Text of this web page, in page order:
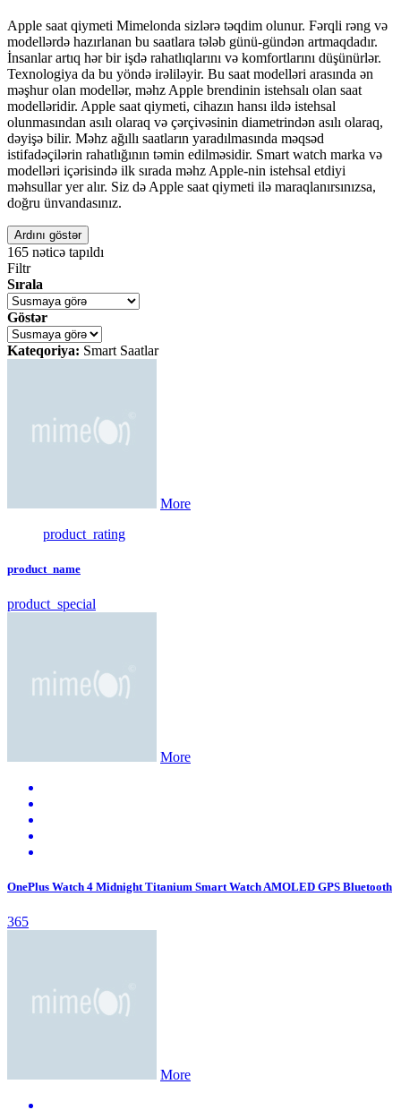
Apple saat qiymeti Mimelonda sizlərə təqdim olunur. Fərqli rəng və
modellərdə hazırlanan bu saatlara tələb günü-gündən artmaqdadır.
İnsanlar artıq hər bir işdə rahatlıqlarını və komfortlarını düşünürlər.
Texnologiya da bu yöndə irəliləyir. Bu saat modelləri arasında ən
məşhur olan modellər, məhz Apple brendinin istehsalı olan saat
modelləridir. Apple saat qiymeti, cihazın hansı ildə istehsal
olunmasından asılı olaraq və çərçivəsinin diametrindən asılı olaraq,
dəyişə bilir. Məhz ağıllı saatların yaradılmasında məqsəd
istifadəçilərin rahatlığının təmin edilməsidir. Smart watch marka və
modelləri içərisində ilk sırada məhz Apple-nin istehsal etdiyi
məhsullar yer alır. Siz də Apple saat qiymeti ilə maraqlanırsınızsa,
doğru ünvandasınız.
Ardını göstər
165 nəticə tapıldı
Filtr
Sırala
Göstər
Kateqoriya: Smart Saatlar
More
product_rating
product_name
product_special
More
OnePlus Watch 4 Midnight Titanium Smart Watch AMOLED GPS Bluetooth
365
More